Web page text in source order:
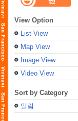
View Option
List View
Map View
Image View
Video View
Sort by Category
알림